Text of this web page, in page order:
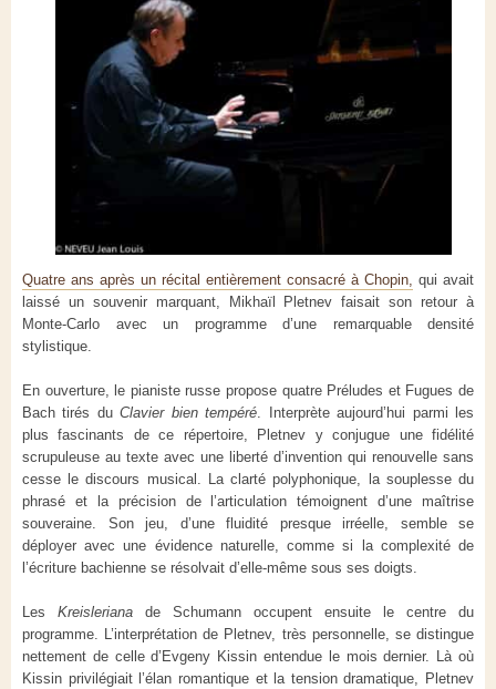
Quatre ans après un récital entièrement consacré à Chopin, qui avait
laissé un souvenir marquant, Mikhaïl Pletnev faisait son retour à
Monte-Carlo avec un programme d’une remarquable densité
stylistique.
En ouverture, le pianiste russe propose quatre Préludes et Fugues de
Bach tirés duClavier bien tempéré. Interprète aujourd’hui parmi les
plus fascinants de ce répertoire, Pletnev y conjugue une fidélité
scrupuleuse au texte avec une liberté d’invention qui renouvelle sans
cesse le discours musical. La clarté polyphonique, la souplesse du
phrasé et la précision de l’articulation témoignent d’une maîtrise
souveraine. Son jeu, d’une fluidité presque irréelle, semble se
déployer avec une évidence naturelle, comme si la complexité de
l’écriture bachienne se résolvait d’elle-même sous ses doigts.
Les Kreisleriana de Schumann occupent ensuite le centre du
programme. L’interprétation de Pletnev, très personnelle, se distingue
nettement de celle d’Evgeny Kissin entendue le mois dernier. Là où
Kissin privilégiait l’élan romantique et la tension dramatique, Pletnev